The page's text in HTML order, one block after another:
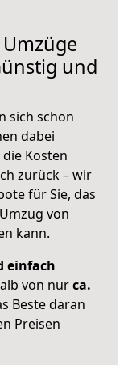
und
sich schon
dabei
Kosten
zurück – wir
für Sie, das
von
kann.
einfach
von nurca.
Beste daran
Preisen